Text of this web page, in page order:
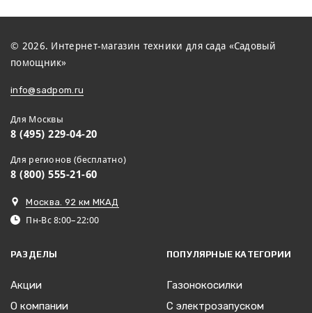
© 2026. Интернет-магазин техники для сада «Садовый
помощник»
info@sadpom.ru
Для Москвы
8 (495) 229-04-20
Для регионов (бесплатно)
8 (800) 555-21-60
Москва. 92 км МКАД
Пн-Вс 8:00–22:00
РАЗДЕЛЫ
Акции
О компании
ПОПУЛЯРНЫЕ КАТЕГОРИИ
Газонокосилки
С электрозапуском